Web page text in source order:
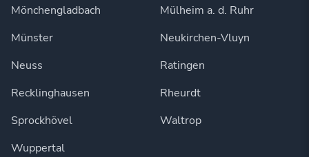
Mönchengladbach
Mülheim a. d. Ruhr
Münster
Neukirchen-Vluyn
Neuss
Ratingen
Recklinghausen
Rheurdt
Sprockhövel
Waltrop
Wuppertal